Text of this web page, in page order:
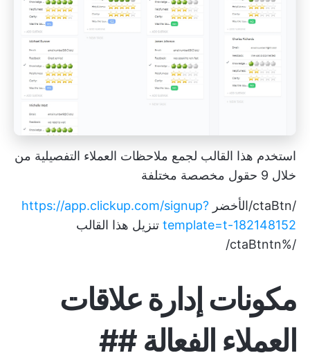
استخدم هذا القالب لجمع ملاحظات العملاء التفصيلية من
خلال 9 حقول مخصصة مختلفة
/ctaBtn/الأخضر
https://app.clickup.com/signup?
template=t-182148152 تنزيل هذا القالب
/%ctaBtntn/
مكونات إدارة علاقات
العملاء الفعالة ##